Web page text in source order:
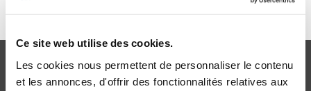
Ce site web utilise des cookies.
Les cookies nous permettent de personnaliser le contenu
et les annonces, d'offrir des fonctionnalités relatives aux